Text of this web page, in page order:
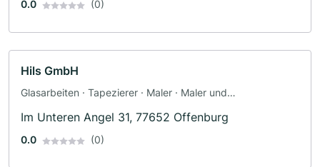
0.0 (0)
Hils GmbH
Glasarbeiten · Tapezierer · Maler · Maler und
Im Unteren Angel 31, 77652 Offenburg
0.0 (0)